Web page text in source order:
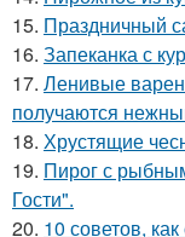
15. Праздничный
16. Запеканка с
17. Ленивые
получаются
18. Хрустящие
19. Пирог с
Гости".
20. 10 советов,